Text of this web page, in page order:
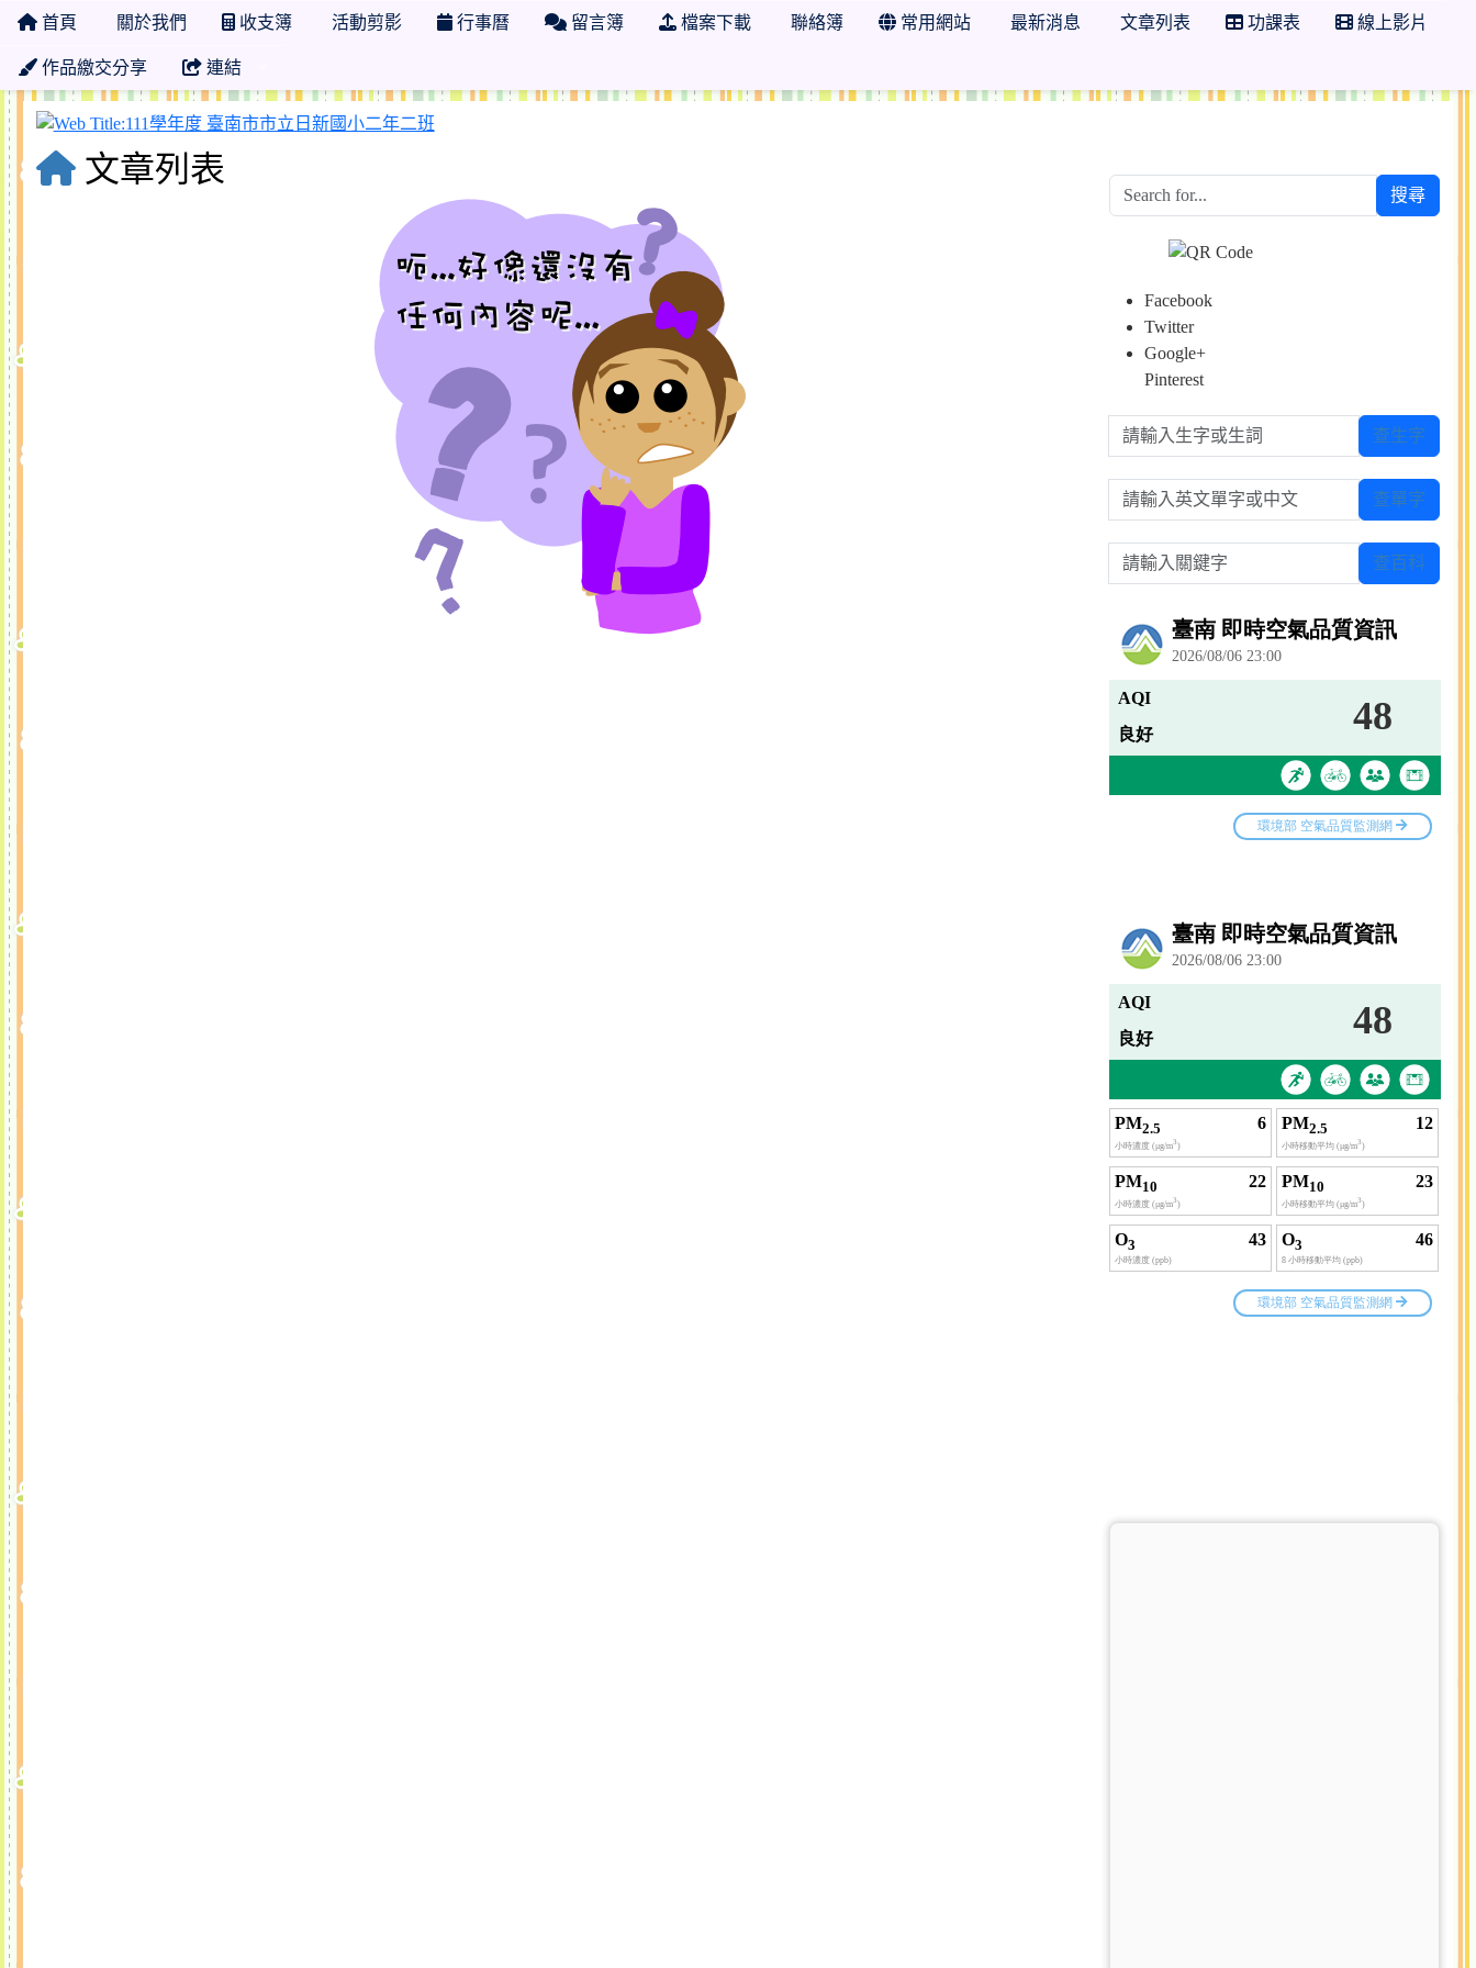
首頁 關於我們 收支簿 活動剪影 行事曆 留言簿 檔案下載 聯絡簿 常用網站 最新消息 文章列表 功課表 線上影片
作品繳交分享 連結
111學年度 臺南市市立日新國小二年二班
文章列表
搜尋
Facebook
Twitter
Google+
Pinterest
請輸入生字或生詞 查生字
請輸入英文單字或中文 查單字
請輸入關鍵字 查百科